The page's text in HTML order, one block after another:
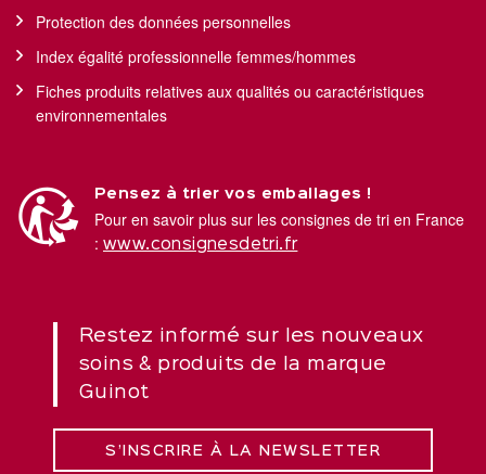
Protection des données personnelles
Index égalité professionnelle femmes/hommes
Fiches produits relatives aux qualités ou caractéristiques
environnementales
Pensez à trier vos emballages !
Pour en savoir plus sur les consignes de tri en France
: www.consignesdetri.fr
Restez informé sur les nouveaux
soins & produits de la marque
Guinot
S’INSCRIRE À LA NEWSLETTER